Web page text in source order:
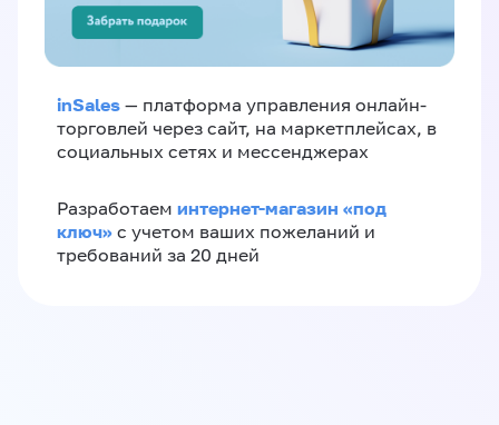
inSales — платформа управления онлайн-
торговлей через сайт, на маркетплейсах, в
социальных сетях и мессенджерах
Разработаем интернет-магазин «‎под
ключ»‎ с учетом ваших пожеланий и
требований за 20 дней